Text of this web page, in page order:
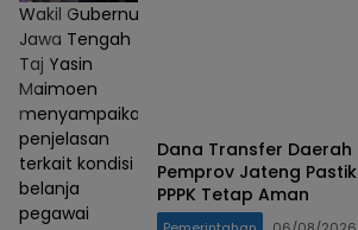
Wakil Gubernur
Jawa Tengah
Taj Yasin
Maimoen
menyampaikan
penjelasan
terkait kondisi
belanja
pegawai
Dana Transfer Daerah
Pemprov Jateng
PPPK Tetap Aman